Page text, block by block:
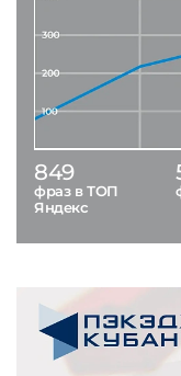
849
фраз в ТОП
Яндекс